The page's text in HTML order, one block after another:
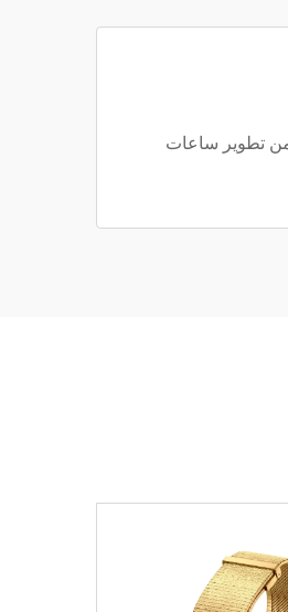
من تطوير ساعات